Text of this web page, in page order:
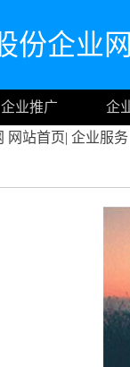
份企业网
企业推广 企
网站首页| 企业服务